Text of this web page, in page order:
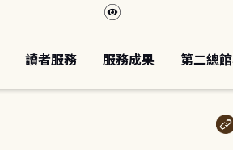
讀者服務 服務成果 第二總